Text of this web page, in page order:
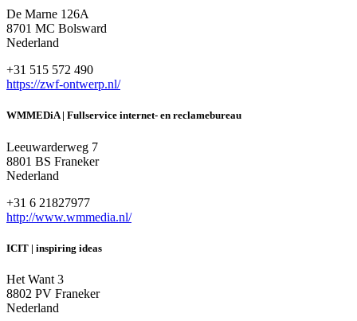
De Marne 126A
8701 MC Bolsward
Nederland
+31 515 572 490
https://zwf-ontwerp.nl/
WMMEDiA | Fullservice internet- en reclamebureau
Leeuwarderweg 7
8801 BS Franeker
Nederland
+31 6 21827977
http://www.wmmedia.nl/
ICIT | inspiring ideas
Het Want 3
8802 PV Franeker
Nederland